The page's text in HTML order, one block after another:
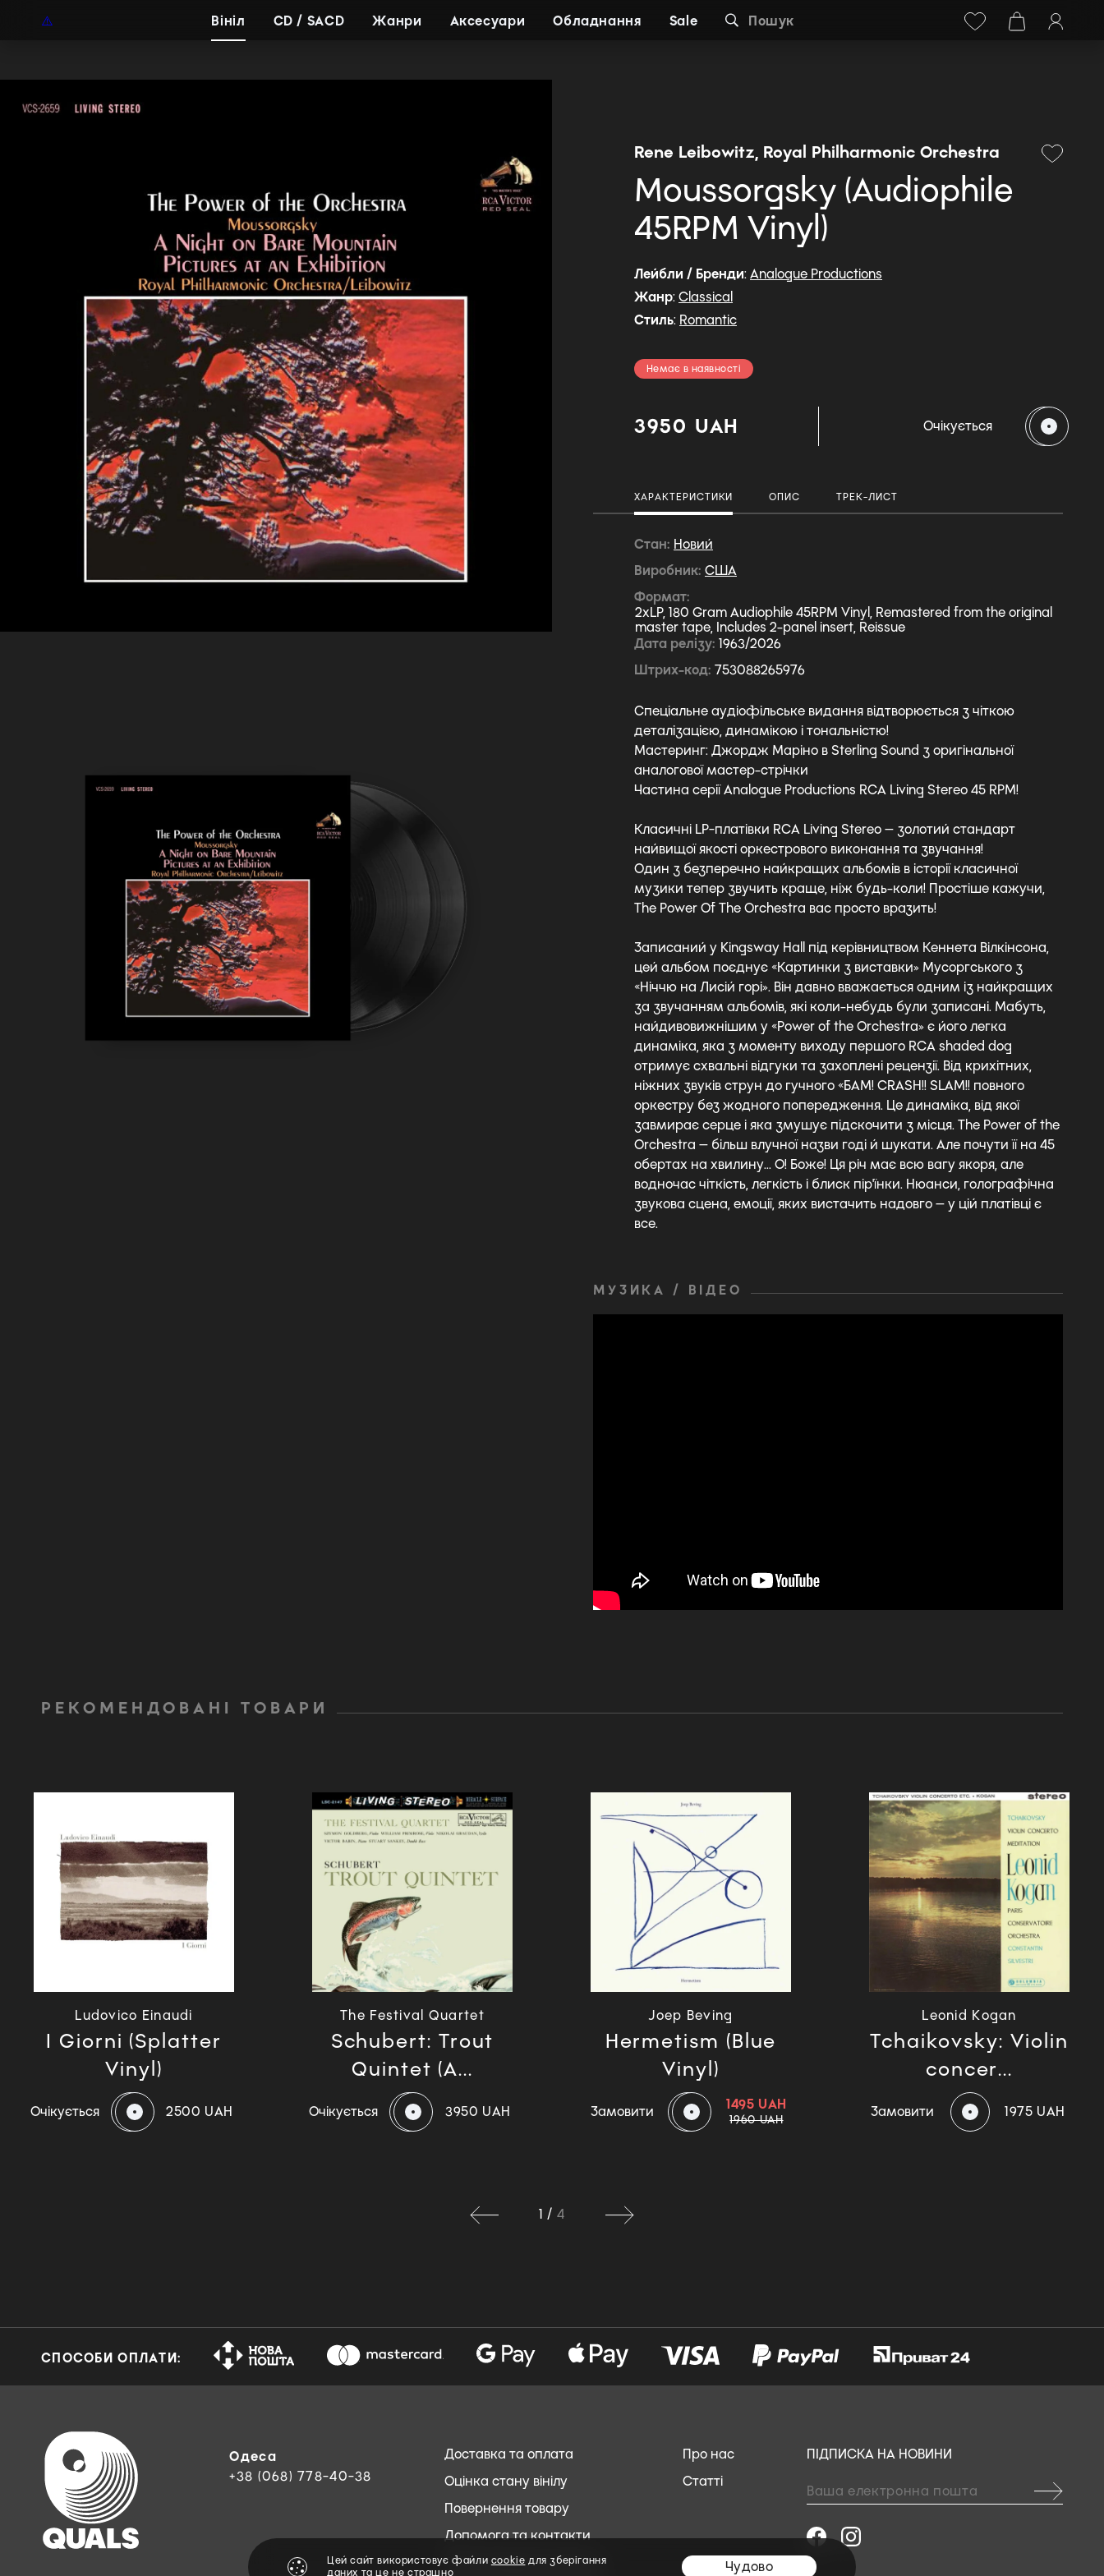
+38 (068) 778-40-38
Вініл CD / SACD Жанри Аксесуари Обладнання Sale Пошук
Rene Leibowitz, Royal Philharmonic Orchestra
Moussorgsky (Audiophile
45RPM Vinyl)
Лейбли / Бренди: Analogue Productions
Жанр: Classical
Стиль: Romantic
Немає в наявності
3950 UAH Очікується
ХАРАКТЕРИСТИКИ ОПИС ТРЕК-ЛИСТ
Стан Новий
Виробник США
Формат
2xLP, 180 Gram Audiophile 45RPM Vinyl, Remastered from the original
master tape, Includes 2-panel insert, Reissue
Дата релізу 1963/2026
Штрих-код 753088265976
Спеціальне аудіофільське видання відтворюється з чіткою
деталізацією, динамікою і тональністю!
Мастеринг: Джордж Маріно в Sterling Sound з оригінальної
аналогової мастер-стрічки
Частина серії Analogue Productions RCA Living Stereo 45 RPM!
Класичні LP-платівки RCA Living Stereo — золотий стандарт
найвищої якості оркестрового виконання та звучання!
Один з безперечно найкращих альбомів в історії класичної
музики тепер звучить краще, ніж будь-коли! Простіше кажучи,
The Power Of The Orchestra вас просто вразить!
Записаний у Kingsway Hall під керівництвом Кеннета Вілкінсона,
цей альбом поєднує «Картинки з виставки» Мусоргського з
«Ніччю на Лисій горі». Він давно вважається одним із найкращих
за звучанням альбомів, які коли-небудь були записані. Мабуть,
найдивовижнішим у «Power of the Orchestra» є його легка
динаміка, яка з моменту виходу першого RCA shaded dog
отримує схвальні відгуки та захоплені рецензії. Від крихітних,
ніжних звуків струн до гучного «БАМ! CRASH!! SLAM!! повного
оркестру без жодного попередження. Це динаміка, від якої
завмирає серце і яка змушує підскочити з місця. The Power of the
Orchestra — більш влучної назви годі й шукати. Але почути її на 45
обертах на хвилину... О! Боже! Ця річ має всю вагу якоря, але
водночас чіткість, легкість і блиск пір'їнки. Нюанси, голографічна
звукова сцена, емоції, яких вистачить надовго — у цій платівці є
все.
МУЗИКА / ВІДЕО
РЕКОМЕНДОВАНІ ТОВАРИ
Ludovico Einaudi
I Giorni (Splatter
Vinyl)
Очікується 2500 UAH
The Festival Quartet
Schubert: Trout
Quintet (A...
Очікується 3950 UAH
Joep Beving
Hermetism (Blue
Vinyl)
Замовити 1495 UAH
1960 UAH
Leonid Kogan
Tchaikovsky: Violin
concer...
Замовити 1975 UAH
1 / 4
СПОСОБИ ОПЛАТИ:
Одеса
+38 (068) 778-40-38
Доставка та оплата
Оцінка стану вінілу
Повернення товару
Допомога та контакти
Обслуговування клієнтів
Про нас
Статті
ПІДПИСКА НА НОВИНИ
Цей сайт використовує файли cookie для зберігання
даних таце не страшно Чудово